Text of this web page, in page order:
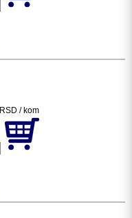
RSD / kom